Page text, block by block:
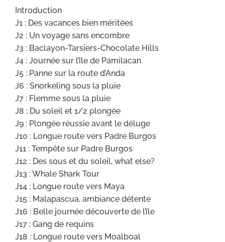
Introduction
J1 : Des vacances bien méritées
J2 : Un voyage sans encombre
J3 : Baclayon-Tarsiers-Chocolate Hills
J4 : Journée sur l’île de Pamilacan
J5 : Panne sur la route d’Anda
J6 : Snorkeling sous la pluie
J7 : Flemme sous la pluie
J8 : Du soleil et 1/2 plongée
J9 : Plongée réussie avant le déluge
J10 : Longue route vers Padre Burgos
J11 : Tempête sur Padre Burgos
J12 : Des sous et du soleil, what else?
J13 : Whale Shark Tour
J14 : Longue route vers Maya
J15 : Malapascua, ambiance détente
J16 : Belle journée découverte de l’île
J17 : Gang de requins
J18 : Longue route vers Moalboal